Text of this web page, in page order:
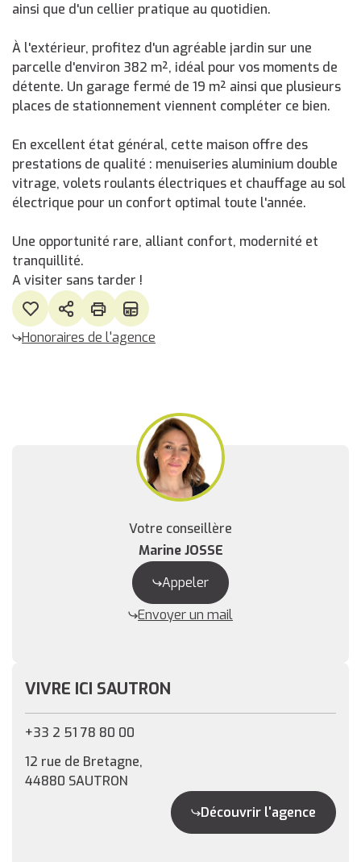
ainsi que d'un cellier pratique au quotidien.
À l'extérieur, profitez d'un agréable jardin sur une
parcelle d'environ 382 m², idéal pour vos moments de
détente. Un garage fermé de 19 m² ainsi que plusieurs
places de stationnement viennent compléter ce bien.
En excellent état général, cette maison offre des
prestations de qualité : menuiseries aluminium double
vitrage, volets roulants électriques et chauffage au sol
électrique pour un confort optimal toute l'année.
Une opportunité rare, alliant confort, modernité et
tranquillité.
A visiter sans tarder !
Honoraires de l'agence
Votre conseillère
Marine JOSSE
Appeler
Envoyer un mail
VIVRE ICI SAUTRON
+33 2 51 78 80 00
12 rue de Bretagne,
44880 SAUTRON
Découvrir l'agence